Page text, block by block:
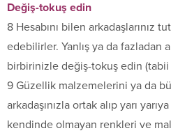
Değiş-tokuş edin
8 Hesabını bilen arkadaşlarınız
edebilirler. Yanlış ya da fazladan
birbirinizle değiş-tokuş edin
9 Güzellik malzemelerini ya da
arkadaşınızla ortak alıp yarı
kendinde olmayan renkleri ve